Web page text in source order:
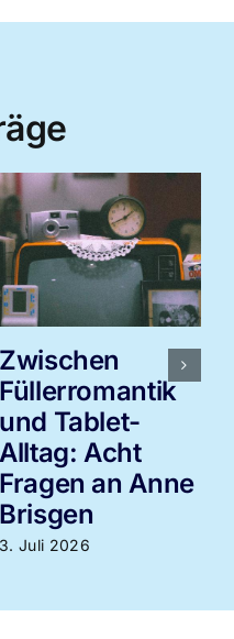
Zwischen
Füllerromantik
und Tablet-
Alltag: Acht
Fragen an Anne
Brisgen
3. Juli 2026